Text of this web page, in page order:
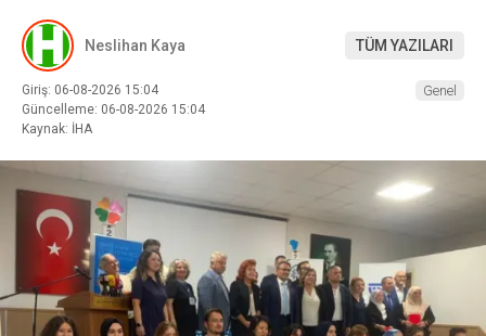
Neslihan Kaya TÜM YAZILARI
Giriş: 06-08-2026 15:04
Güncelleme: 06-08-2026 15:04
Kaynak: İHA
Genel